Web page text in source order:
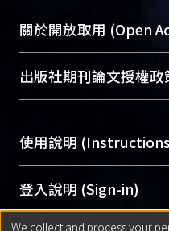
成果。
To permanently
profiles and scholarly
services of “NTU
Sciences Library)
關於開放取用 (Open
開放取用是從使用者
動，應用在學術研究
用逐年攀升。同時可
Archive）平台。 （點
出版社期刊論文授權
含部分內容的版權
助與合作完成，請
意提供此授權。
Please represent
original work, and
使用說明
網站簡介(Quickstart
使用手冊
登入說明 (Sign-in)
We collect and process your